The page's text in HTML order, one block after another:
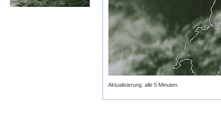
Aktualisierung: alle 5 Minuten.